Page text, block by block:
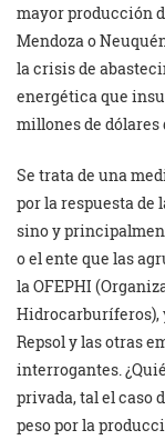
mayor producción
Mendoza o
la crisis de
energética que
millones de
Se trata de una
por la respuesta de
sino y
o el ente que las
la OFEPHI
Hidrocarburíferos),
Repsol y las otras
interrogantes.
privada, tal el caso
peso por la